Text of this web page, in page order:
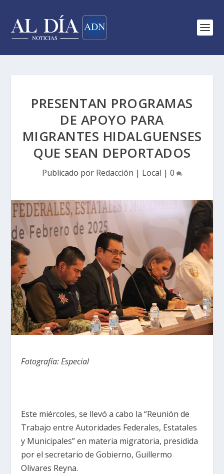
PRESENTAN PROGRAMAS
DE APOYO PARA
MIGRANTES HIDALGUENSES
QUE SEAN DEPORTADOS
Publicado por Redacción | Local | 0
Fotografía: Especial
Este miércoles, se llevó a cabo la “Reunión de
Trabajo entre Autoridades Federales, Estatales
y Municipales” en materia migratoria, presidida
por el secretario de Gobierno, Guillermo
Olivares Reyna.